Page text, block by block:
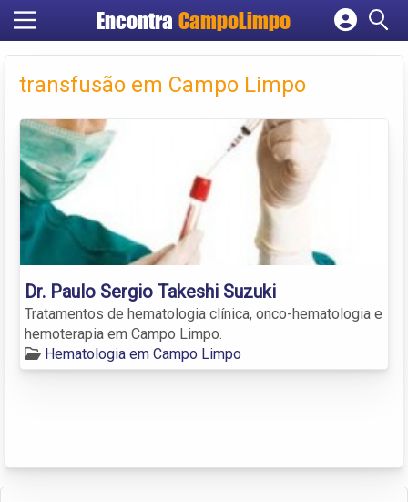
Encontra CampoLimpo
Cadastrar empresa
Criar conta
transfusão em Campo Limpo
Dr. Paulo Sergio Takeshi Suzuki
Tratamentos de hematologia clínica, onco-hematologia e
hemoterapia em Campo Limpo.
Hematologia em Campo Limpo